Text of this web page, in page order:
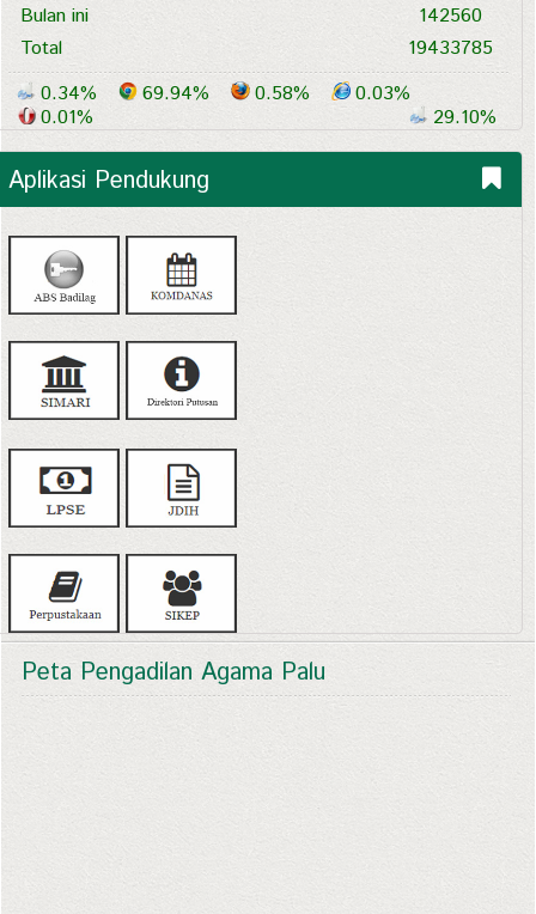
Bulan ini
Total
142560
19433785
0.34%
69.94% 0.58%
0.03%
0.01%
29.10%
Aplikasi Pendukung
Peta Pengadilan Agama Palu